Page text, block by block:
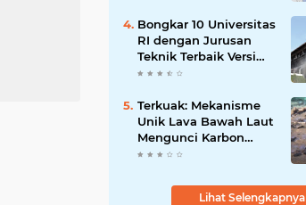
Bongkar 10 Universitas
RI dengan Jurusan
Teknik Terbaik Versi
The WUR 2026
Terkuak: Mekanisme
Unik Lava Bawah Laut
Mengunci Karbon
Dioksida
Lihat Selengkapnya